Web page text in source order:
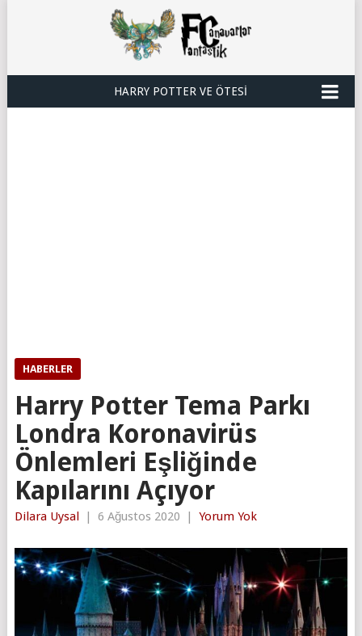
HARRY POTTER VE ÖTESI
HABERLER
Harry Potter Tema Parkı
Londra Koronavirüs
Önlemleri Eşliğinde
Kapılarını Açıyor
Dilara Uysal | 6 Ağustos 2020 | Yorum Yok